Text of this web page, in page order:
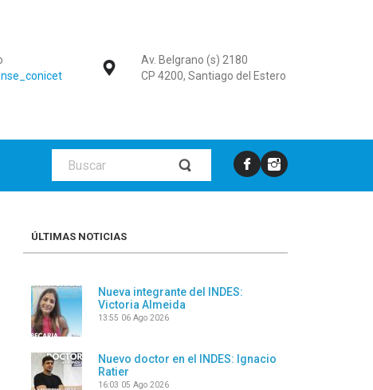
Av. Belgrano (s) 2180
CP 4200, Santiago del Estero
ÚLTIMAS NOTICIAS
Nueva integrante del INDES:
Victoria Almeida
13:55 06 Ago 2026
Nuevo doctor en el INDES: Ignacio
Ratier
16:03 05 Ago 2026